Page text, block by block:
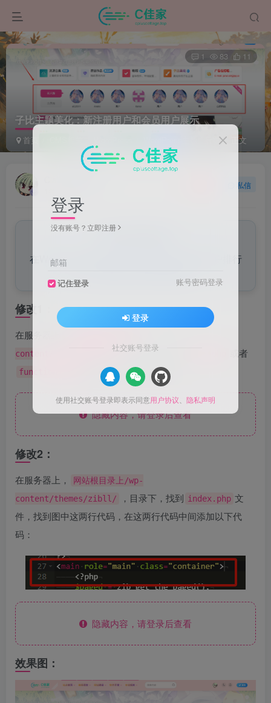
子比主题美化：新注册用户和会员用户展示
首页 WordPress主题 | 后端 正文
1 83 11
私信
来自AI助手的总结
在WordPress主题文件中添加代码以显示用户排行
修改1：
在服务器上，
content/themes/zibll/ ，目录下，找到 或者
functions.php 文件，在文件末尾添加：
隐藏内容，请登录后查看
修改2：
在服务器上，
网站根目录上/wp-
content/themes/zibll/
，目录下，找到 index.php 文
件，找到图中这两行代码，在这两行代码中间添加以下代
码：
隐藏内容，请登录后查看
效果图：
登录
没有账号？立即注册
邮箱
记住登录 账号密码登录
登录
社交账号登录
使用社交账号登录即表示同意用户协议 隐私声明